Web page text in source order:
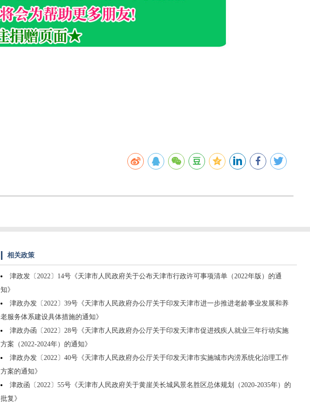
相关政策
津政发〔2022〕14号《天津市人民政府关于公布天津市行政许可事项清单（2022年版）的通
知》
津政办发〔2022〕39号《天津市人民政府办公厅关于印发天津市进一步推进老龄事业发展和养
老服务体系建设具体措施的通知》
津政办函〔2022〕28号《天津市人民政府办公厅关于印发天津市促进残疾人就业三年行动实施
方案（2022-2024年）的通知》
津政办发〔2022〕40号《天津市人民政府办公厅关于印发天津市实施城市内涝系统化治理工作
方案的通知》
津政函〔2022〕55号《天津市人民政府关于黄崖关长城风景名胜区总体规划（2020-2035年）的
批复》